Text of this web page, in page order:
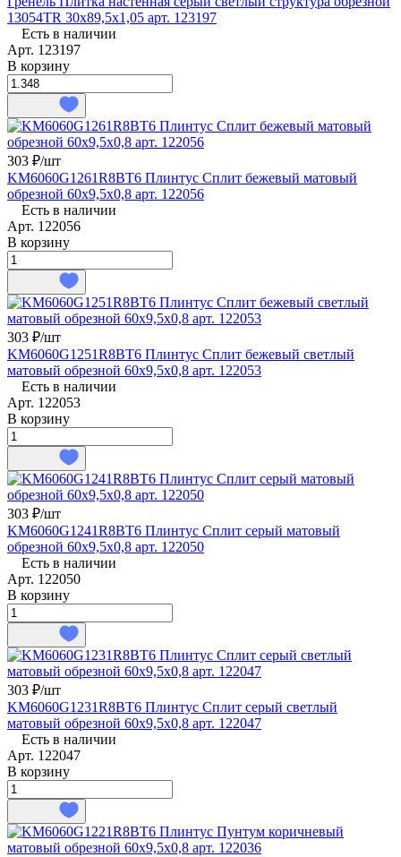
13054TR 30х89,5х1,05 арт. 123197
Есть в наличии
Арт. 123197
В корзину
303 ₽/шт
KM6060G1261R8BT6 Плинтус Сплит бежевый матовый
обрезной 60x9,5x0,8 арт. 122056
Есть в наличии
Арт. 122056
В корзину
303 ₽/шт
KM6060G1251R8BT6 Плинтус Сплит бежевый светлый
матовый обрезной 60x9,5x0,8 арт. 122053
Есть в наличии
Арт. 122053
В корзину
303 ₽/шт
KM6060G1241R8BT6 Плинтус Сплит серый матовый
обрезной 60x9,5x0,8 арт. 122050
Есть в наличии
Арт. 122050
В корзину
303 ₽/шт
KM6060G1231R8BT6 Плинтус Сплит серый светлый
матовый обрезной 60x9,5x0,8 арт. 122047
Есть в наличии
Арт. 122047
В корзину